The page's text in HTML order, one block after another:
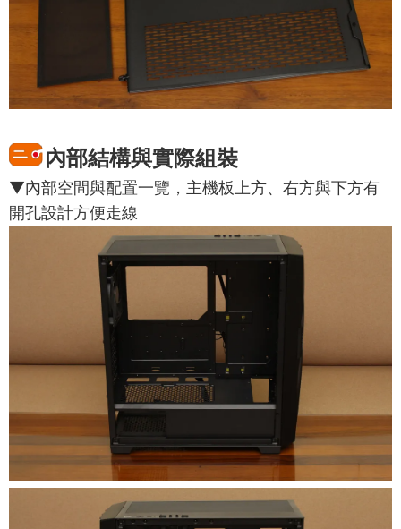
內部結構與實際組裝
▼內部空間與配置一覽，主機板上方、右方與下方有
開孔設計方便走線